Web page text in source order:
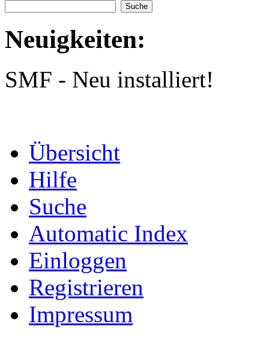
Neuigkeiten:
SMF - Neu installiert!
Übersicht
Hilfe
Suche
Automatic Index
Einloggen
Registrieren
Impressum